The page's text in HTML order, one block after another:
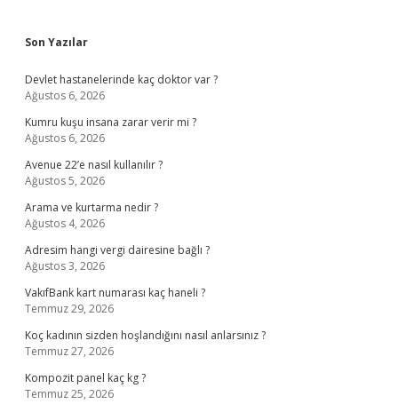
Sidebar
Son Yazılar
Devlet hastanelerinde kaç doktor var ?
Ağustos 6, 2026
Kumru kuşu insana zarar verir mi ?
Ağustos 6, 2026
Avenue 22’e nasıl kullanılır ?
Ağustos 5, 2026
Arama ve kurtarma nedir ?
Ağustos 4, 2026
Adresim hangi vergi dairesine bağlı ?
Ağustos 3, 2026
VakıfBank kart numarası kaç haneli ?
Temmuz 29, 2026
Koç kadının sizden hoşlandığını nasıl anlarsınız ?
Temmuz 27, 2026
Kompozit panel kaç kg ?
Temmuz 25, 2026